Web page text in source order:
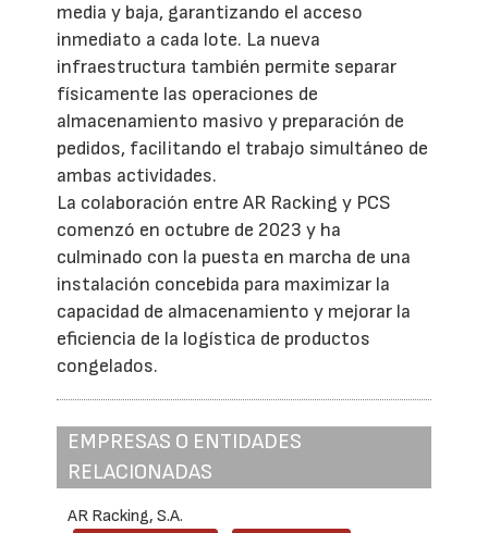
media y baja, garantizando el acceso
inmediato a cada lote. La nueva
infraestructura también permite separar
físicamente las operaciones de
almacenamiento masivo y preparación de
pedidos, facilitando el trabajo simultáneo de
ambas actividades.
La colaboración entre AR Racking y PCS
comenzó en octubre de 2023 y ha
culminado con la puesta en marcha de una
instalación concebida para maximizar la
capacidad de almacenamiento y mejorar la
eficiencia de la logística de productos
congelados.
EMPRESAS O ENTIDADES
RELACIONADAS
AR Racking, S.A.